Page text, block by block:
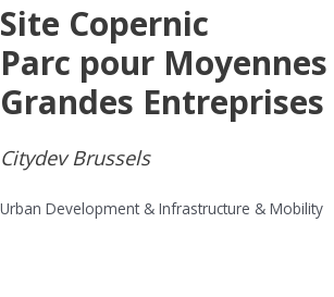
Site Copernic
Parc pour
Grandes Entreprises
Citydev Brussels
Urban Development & Infrastructure & Mobility